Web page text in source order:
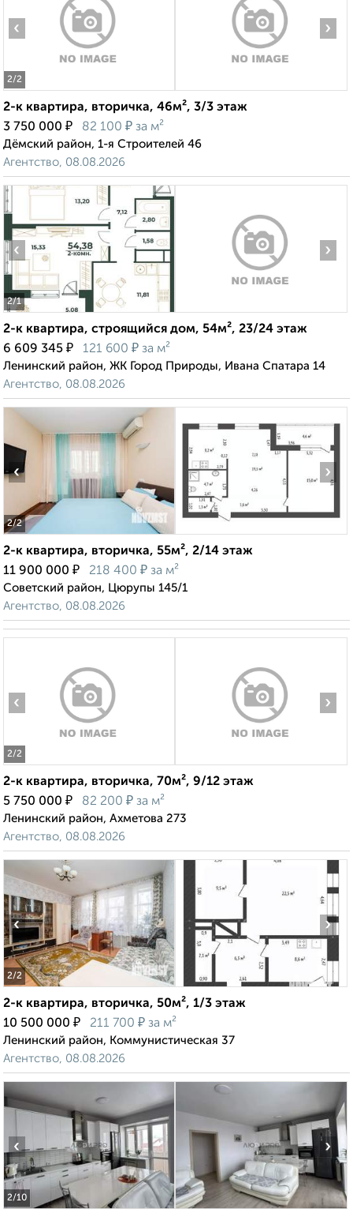
2/2
‹ ›
2-к квартира, вторичка, 46м², 3/3 этаж
3 750 000 ₽ 82 100 ₽ за м²
Дёмский район, 1-я Строителей 46
Агентство, 08.08.2026
2/1
‹ ›
2-к квартира, строящийся дом, 54м², 23/24 этаж
6 609 345 ₽ 121 600 ₽ за м²
Ленинский район, ЖК Город Природы, Ивана Спатара 14
Агентство, 08.08.2026
2/2
‹ ›
2-к квартира, вторичка, 55м², 2/14 этаж
11 900 000 ₽ 218 400 ₽ за м²
Советский район, Цюрупы 145/1
Агентство, 08.08.2026
2/2
‹ ›
2-к квартира, вторичка, 70м², 9/12 этаж
5 750 000 ₽ 82 200 ₽ за м²
Ленинский район, Ахметова 273
Агентство, 08.08.2026
2/2
‹ ›
2-к квартира, вторичка, 50м², 1/3 этаж
10 500 000 ₽ 211 700 ₽ за м²
Ленинский район, Коммунистическая 37
Агентство, 08.08.2026
2/10
‹ ›